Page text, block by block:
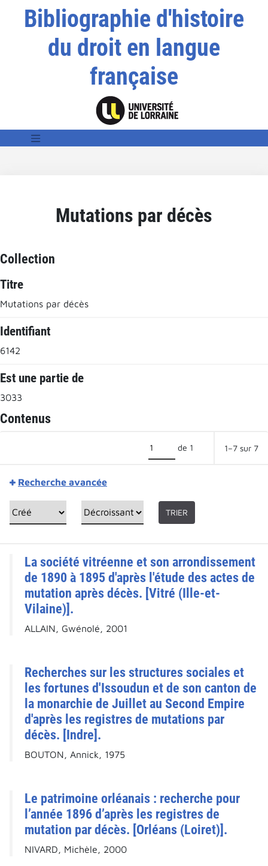
Bibliographie d'histoire
du droit en langue
française
Mutations par décès
Collection
Titre
Mutations par décès
Identifiant
6142
Est une partie de
3033
Contenus
de 1 1–7 sur 7
Recherche avancée
TRIER
La société vitréenne et son arrondissement
de 1890 à 1895 d'après l'étude des actes de
mutation après décès. [Vitré (Ille-et-
Vilaine)].
ALLAIN, Gwénolé, 2001
Recherches sur les structures sociales et
les fortunes d'Issoudun et de son canton de
la monarchie de Juillet au Second Empire
d'après les registres de mutations par
décès. [Indre].
BOUTON, Annick, 1975
Le patrimoine orléanais : recherche pour
l’année 1896 d’après les registres de
mutation par décès. [Orléans (Loiret)].
NIVARD, Michèle, 2000